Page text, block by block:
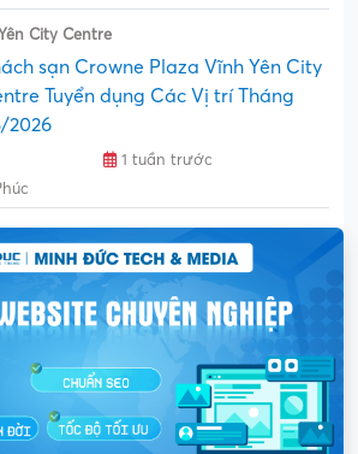
City Centre
sạn Crowne Plaza Vĩnh Yên City
Tuyển dụng Các Vị trí Tháng
2026
1 tuần trước